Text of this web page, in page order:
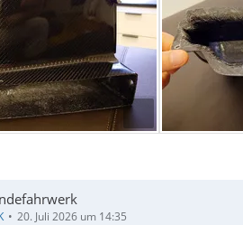
20. Juli 2026 um 14:35